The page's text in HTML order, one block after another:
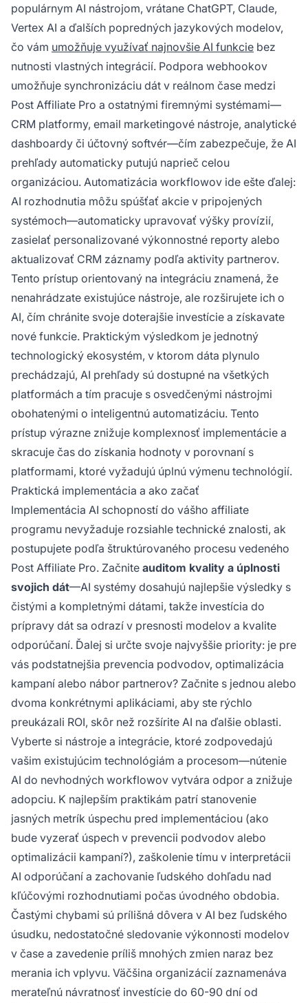
populárnym AI nástrojom, vrátane ChatGPT, Claude,
Vertex AI a ďalších popredných jazykových modelov,
čo vám umožňuje využívať najnovšie AI funkcie bez
nutnosti vlastných integrácií. Podpora webhookov
umožňuje synchronizáciu dát v reálnom čase medzi
Post Affiliate Pro a ostatnými firemnými systémami—
CRM platformy, email marketingové nástroje, analytické
dashboardy či účtovný softvér—čím zabezpečuje, že AI
prehľady automaticky putujú naprieč celou
organizáciou. Automatizácia workflowov ide ešte ďalej:
AI rozhodnutia môžu spúšťať akcie v pripojených
systémoch—automaticky upravovať výšky provízií,
zasielať personalizované výkonnostné reporty alebo
aktualizovať CRM záznamy podľa aktivity partnerov.
Tento prístup orientovaný na integráciu znamená, že
nenahrádzate existujúce nástroje, ale rozširujete ich o
AI, čím chránite svoje doterajšie investície a získavate
nové funkcie. Praktickým výsledkom je jednotný
technologický ekosystém, v ktorom dáta plynulo
prechádzajú, AI prehľady sú dostupné na všetkých
platformách a tím pracuje s osvedčenými nástrojmi
obohatenými o inteligentnú automatizáciu. Tento
prístup výrazne znižuje komplexnosť implementácie a
skracuje čas do získania hodnoty v porovnaní s
platformami, ktoré vyžadujú úplnú výmenu technológií.
Praktická implementácia a ako začať
Implementácia AI schopností do vášho affiliate
programu nevyžaduje rozsiahle technické znalosti, ak
postupujete podľa štruktúrovaného procesu vedeného
Post Affiliate Pro. Začnite auditom kvality a úplnosti
svojich dát—AI systémy dosahujú najlepšie výsledky s
čistými a kompletnými dátami, takže investícia do
prípravy dát sa odrazí v presnosti modelov a kvalite
odporúčaní. Ďalej si určte svoje najvyššie priority: je pre
vás podstatnejšia prevencia podvodov, optimalizácia
kampaní alebo nábor partnerov? Začnite s jednou alebo
dvoma konkrétnymi aplikáciami, aby ste rýchlo
preukázali ROI, skôr než rozšírite AI na ďalšie oblasti.
Vyberte si nástroje a integrácie, ktoré zodpovedajú
vašim existujúcim technológiám a procesom—nútenie
AI do nevhodných workflowov vytvára odpor a znižuje
adopciu. K najlepším praktikám patrí stanovenie
jasných metrík úspechu pred implementáciou (ako
bude vyzerať úspech v prevencii podvodov alebo
optimalizácii kampaní?), zaškolenie tímu v interpretácii
AI odporúčaní a zachovanie ľudského dohľadu nad
kľúčovými rozhodnutiami počas úvodného obdobia.
Častými chybami sú prílišná dôvera v AI bez ľudského
úsudku, nedostatočné sledovanie výkonnosti modelov
v čase a zavedenie príliš mnohých zmien naraz bez
merania ich vplyvu. Väčšina organizácií zaznamenáva
merateľnú návratnosť investície do 60-90 dní od